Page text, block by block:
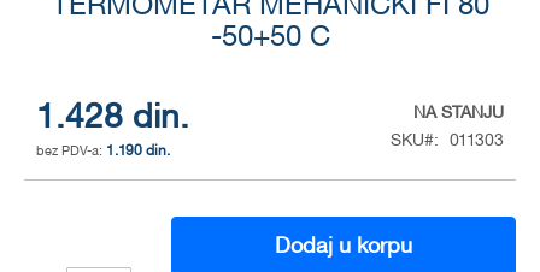
TERMOMETAR MEHANICKI FI 80
-50+50 C
1.428 din.
1.190 din.
NA STANJU
SKU
011303
Dodaj u korpu
images
gallery